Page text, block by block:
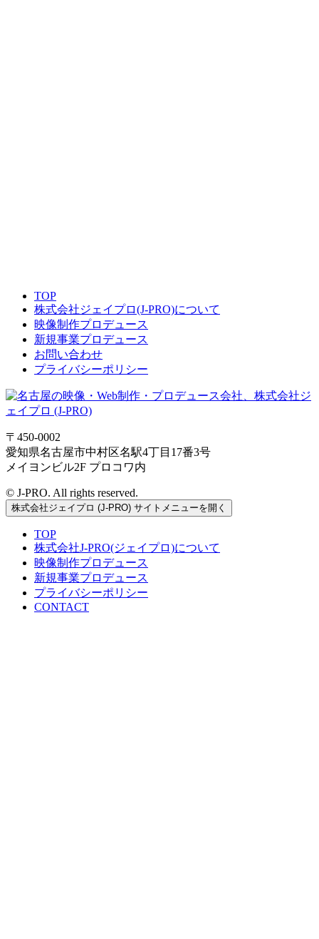
TOP
株式会社ジェイプロ(J-PRO)について
映像制作プロデュース
新規事業プロデュース
お問い合わせ
プライバシーポリシー
〒450-0002
愛知県名古屋市中村区名駅4丁目17番3号
メイヨンビル2F プロコワ内
© J-PRO. All rights reserved.
株式会社ジェイプロ (J-PRO) サイトメニューを開く
TOP
株式会社J-PRO(ジェイプロ)について
映像制作プロデュース
新規事業プロデュース
プライバシーポリシー
CONTACT